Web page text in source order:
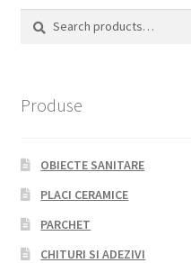
Search
Search
Produse
OBIECTE SANITARE
PLACI CERAMICE
PARCHET
CHITURI SI ADEZIVI